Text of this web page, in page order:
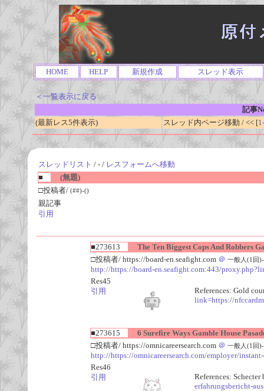
HOME HELP 新規作成 スレッド表示
＜一覧表示に戻る
記事
(最新レス5件表示)
スレッド内ページ移動 / << [
スレッドリスト / - / レスフォームへ移動
■
(無題)
□投稿者/ (##)-()
親記事
引用
■273613
The Ten Biggest Cops And Robbers
□投稿者/ https://board-en.seafight.com ＠ 一般人(1回
http://https://board-en.seafight.com:443/
Res45
引用
References: Gold
link=https://
■273615
6 Surefire Ways Gamble House
□投稿者/ https://omnicareersearch.com ＠ 一般人(1回
http://https://omnicareersearch.com/employer/
Res46
引用
References:
erfahrungsbericht-